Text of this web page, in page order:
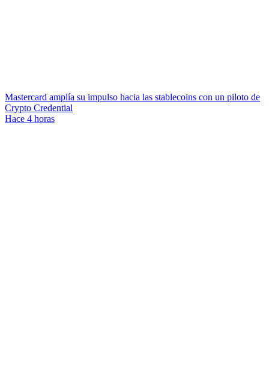
Mastercard amplía su impulso hacia las stablecoins con un piloto de
Crypto Credential
Hace 4 horas